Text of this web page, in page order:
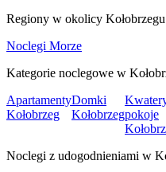
Regiony w okolicy Kołobrzegu
Noclegi Morze
Kategorie noclegowe w
Apartamenty
Kołobrzeg
Domki
Kołobrzegpokoje
Noclegi z udogodnieniami w